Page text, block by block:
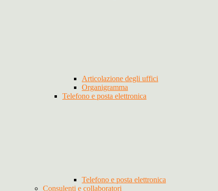
Articolazione degli uffici
Organigramma
Telefono e posta elettronica
Telefono e posta elettronica
Consulenti e collaboratori